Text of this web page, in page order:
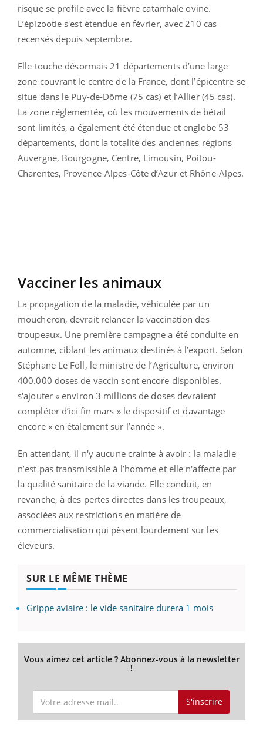
risque se profile avec la fièvre catarrhale ovine.
L’épizootie s'est étendue en février, avec 210 cas
recensés depuis septembre.
Elle touche désormais 21 départements d’une large
zone couvrant le centre de la France, dont l’épicentre se
situe dans le Puy-de-Dôme (75 cas) et l’Allier (45 cas).
La zone réglementée, où les mouvements de bétail
sont limités, a également été étendue et englobe 53
départements, dont la totalité des anciennes régions
Auvergne, Bourgogne, Centre, Limousin, Poitou-
Charentes, Provence-Alpes-Côte d’Azur et Rhône-Alpes.
Vacciner les animaux
La propagation de la maladie, véhiculée par un
moucheron, devrait relancer la vaccination des
troupeaux. Une première campagne a été conduite en
automne, ciblant les animaux destinés à l’export. Selon
Stéphane Le Foll, le ministre de l’Agriculture, environ
400.000 doses de vaccin sont encore disponibles.
s'ajouter « environ 3 millions de doses devraient
compléter d’ici fin mars » le dispositif et davantage
encore « en étalement sur l’année ».
En attendant, il n'y aucune crainte à avoir : la maladie
n’est pas transmissible à l’homme et elle n'affecte par
la qualité sanitaire de la viande. Elle conduit, en
revanche, à des pertes directes dans les troupeaux,
associées aux restrictions en matière de
commercialisation qui pèsent lourdement sur les
éleveurs.
SUR LE MÊME THÈME
Grippe aviaire : le vide sanitaire durera 1 mois
Vous aimez cet article ? Abonnez-vous à la newsletter
!
S'inscrire